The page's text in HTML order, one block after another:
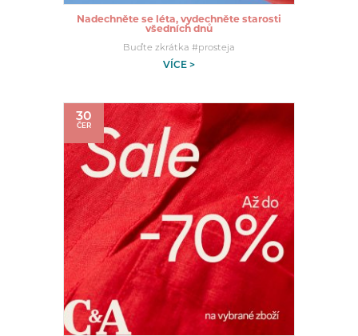
Nadechněte se léta, vydechněte starosti
všedních dnů
Buďte zkrátka #prosteja
VÍCE >
30
ČER